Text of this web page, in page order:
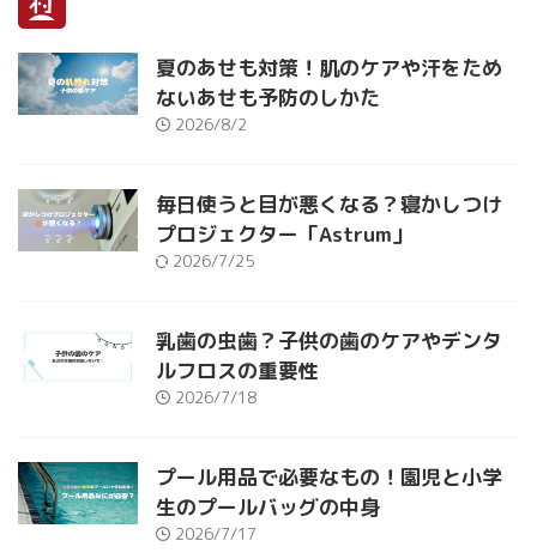
夏のあせも対策！肌のケアや汗をため
ないあせも予防のしかた
2026/8/2
毎日使うと目が悪くなる？寝かしつけ
プロジェクター「Astrum」
2026/7/25
乳歯の虫歯？子供の歯のケアやデンタ
ルフロスの重要性
2026/7/18
プール用品で必要なもの！園児と小学
生のプールバッグの中身
2026/7/17